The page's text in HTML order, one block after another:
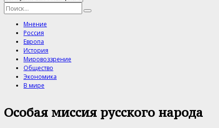
Мнение
Россия
Европа
История
Мировоззрение
Общество
Экономика
В мире
Особая миссия русского народа